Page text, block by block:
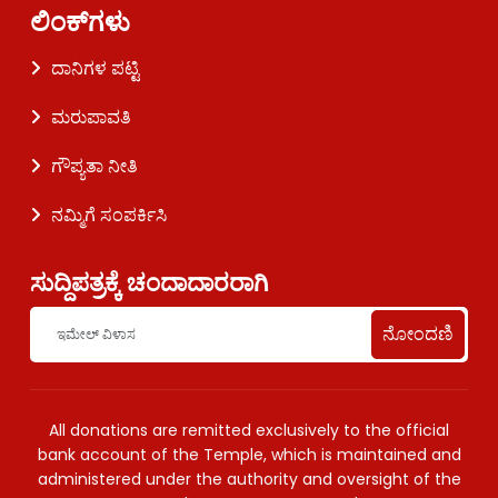
ಲಿಂಕ್‌ಗಳು
ದಾನಿಗಳ ಪಟ್ಟಿ
ಮರುಪಾವತಿ
ಗೌಪ್ಯತಾ ನೀತಿ
ನಮ್ಮಿಗೆ ಸಂಪರ್ಕಿಸಿ
ಸುದ್ದಿಪತ್ರಕ್ಕೆ ಚಂದಾದಾರರಾಗಿ
ನೋಂದಣಿ
All donations are remitted exclusively to the official
bank account of the Temple, which is maintained and
administered under the authority and oversight of the